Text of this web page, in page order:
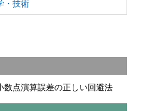
・技術
数点演算誤差の正しい回避法